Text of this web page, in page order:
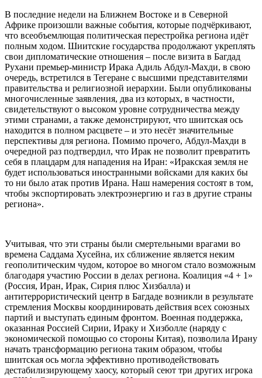
В последние недели на Ближнем Востоке и в Северной
Африке произошли важные события, которые подчёркивают,
что всеобъемлющая политическая перестройка региона идёт
полным ходом. Шиитские государства продолжают укреплять
свои дипломатические отношения – после визита в Багдад
Рухани премьер-министр Ирака Адиль Абдул-Махди, в свою
очередь, встретился в Тегеране с высшими представителями
правительства и религиозной иерархии. Были опубликованы
многочисленные заявления, два из которых, в частности,
свидетельствуют о высоком уровне сотрудничества между
этими странами, а также демонстрируют, что шиитская ось
находится в полном расцвете – и это несёт значительные
перспективы для региона. Помимо прочего, Абдул-Махди в
очередной раз подтвердил, что Ирак не позволит превратить
себя в плацдарм для нападения на Иран: «Иракская земля не
будет использоваться иностранными войсками для каких бы
то ни было атак против Ирана. Наш намерения состоят в том,
чтобы экспортировать электроэнергию и газ в другие страны
региона».
Учитывая, что эти страны были смертельными врагами во
времена Саддама Хусейна, их сближение является неким
геополитическим чудом, которое во многом стало возможным
благодаря участию России в делах региона. Коалиция «4 + 1»
(Россия, Иран, Ирак, Сирия плюс Хизбалла) и
антитеррористический центр в Багдаде возникли в результате
стремления Москвы координировать действия всех союзных
партий и выступать единым фронтом. Военная поддержка,
оказанная Россией Сирии, Ираку и Хизболле (наряду с
экономической помощью со стороны Китая), позволила Ирану
начать трансформацию региона таким образом, чтобы
шиитская ось могла эффективно противодействовать
дестабилизирующему хаосу, который сеют три других игрока